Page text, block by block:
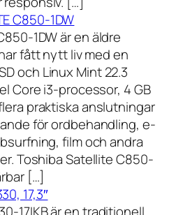
C850-1DW
1DW är en äldre
fått nytt liv med en
och Linux Mint 22.3
Core i3-processor, 4 GB
praktiska anslutningar
för ordbehandling, e-
film och andra
Toshiba Satellite C850-
[…]
17,3″